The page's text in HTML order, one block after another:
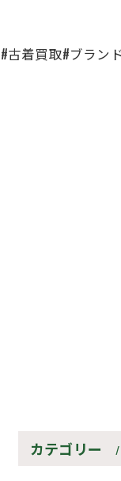
着買取#ブラン
カテゴリー